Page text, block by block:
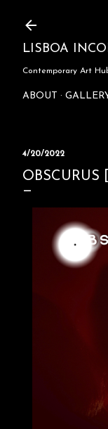
LISBOA
Contemporary Art
ABOUT
4/20/2022
OBSCURUS